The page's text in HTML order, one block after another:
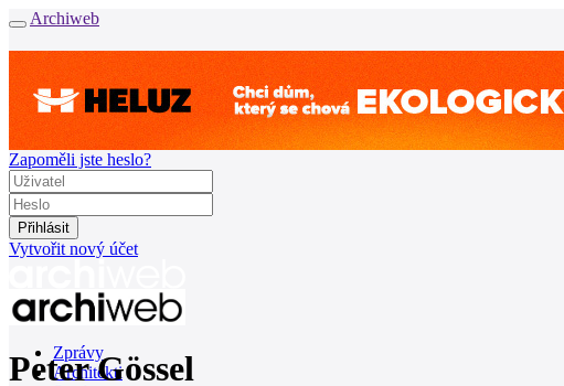
Archiweb
Zapoměli jste heslo?
Vytvořit nový účet
Zprávy
Architekti
Peter Gössel